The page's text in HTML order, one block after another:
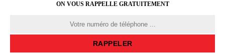
ON VOUS RAPPELLE GRATUITEMENT